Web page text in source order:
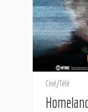
Ciné/Télé